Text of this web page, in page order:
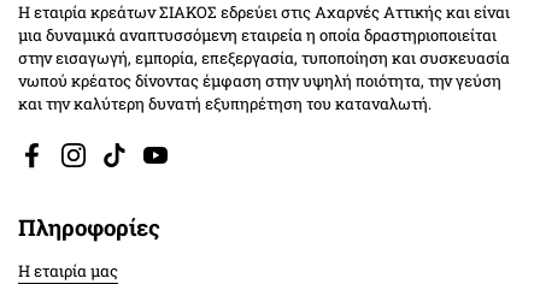
Η εταιρία κρεάτων ΣΙΑΚΟΣ εδρεύει στις Αχαρνές Αττικής και είναι
μια δυναμικά αναπτυσσόμενη εταιρεία η οποία δραστηριοποιείται
στην εισαγωγή, εμπορία, επεξεργασία, τυποποίηση και συσκευασία
νωπού κρέατος δίνοντας έμφαση στην υψηλή ποιότητα, την γεύση
και την καλύτερη δυνατή εξυπηρέτηση του καταναλωτή.
FacebookInstagram
TikTokYouTube
Πληροφορίες
Η εταιρία μας